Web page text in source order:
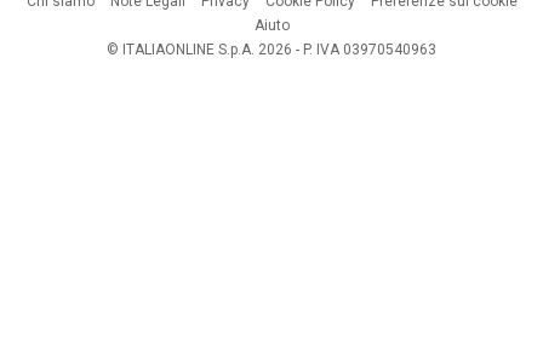
Aiuto
© ITALIAONLINE S.p.A. 2026 - P. IVA 03970540963